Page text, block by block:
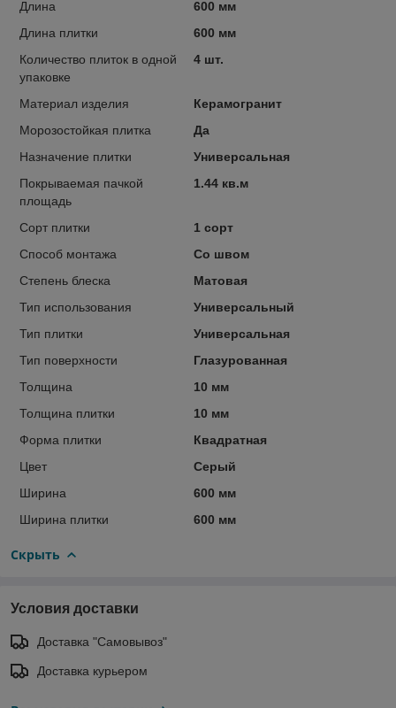
Длина
600 мм
Длина плитки
600 мм
Количество плиток в одной
упаковке
4 шт.
Материал изделия
Керамогранит
Морозостойкая плитка
Да
Назначение плитки
Универсальная
Покрываемая пачкой
площадь
1.44 кв.м
Сорт плитки
1 сорт
Способ монтажа
Со швом
Степень блеска
Матовая
Тип использования
Универсальный
Тип плитки
Универсальная
Тип поверхности
Глазурованная
Толщина
10 мм
Толщина плитки
10 мм
Форма плитки
Квадратная
Цвет
Серый
Ширина
600 мм
Ширина плитки
600 мм
Скрыть
Условия доставки
Доставка "Самовывоз"
Доставка курьером